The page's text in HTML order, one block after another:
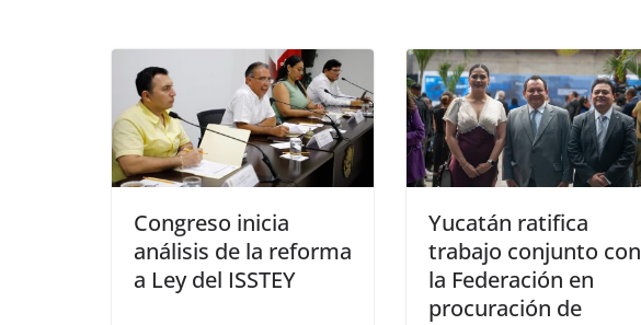
Congreso inicia
análisis de la reforma
a Ley del ISSTEY
Yucatán ratifica
trabajo conjunto con
la Federación en
procuración de